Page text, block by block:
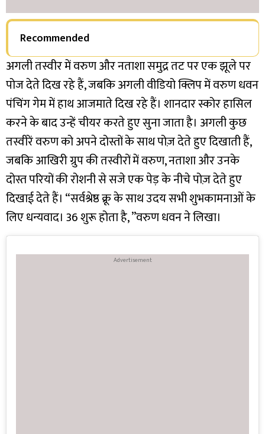
Recommended
अगली तस्वीर में वरुण और नताशा समुद्र तट पर एक झूले पर
पोज देते दिख रहे हैं, जबकि अगली वीडियो क्लिप में वरुण धवन
पंचिंग गेम में हाथ आजमाते दिख रहे हैं। शानदार स्कोर हासिल
करने के बाद उन्हें चीयर करते हुए सुना जाता है। अगली कुछ
तस्वीरें वरुण को अपने दोस्तों के साथ पोज़ देते हुए दिखाती हैं,
जबकि आखिरी ग्रुप की तस्वीरों में वरुण, नताशा और उनके
दोस्त परियों की रोशनी से सजे एक पेड़ के नीचे पोज़ देते हुए
दिखाई देते हैं। “सर्वश्रेष्ठ क्रू के साथ उदय सभी शुभकामनाओं के
लिए धन्यवाद। 36 शुरू होता है, ”वरुण धवन ने लिखा।